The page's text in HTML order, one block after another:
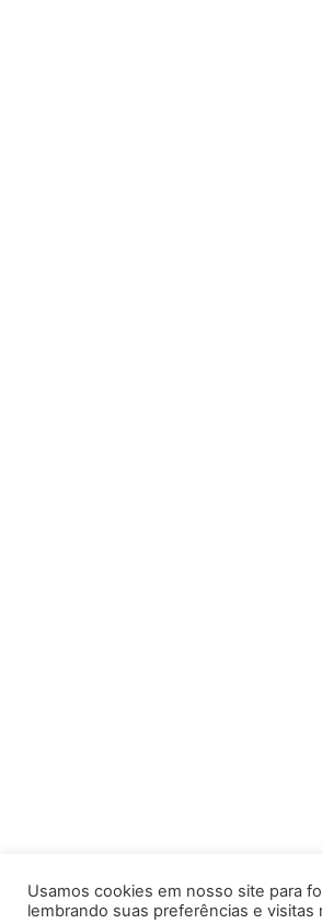
Usamos cookies em nosso site para
lembrando suas preferências e visitas